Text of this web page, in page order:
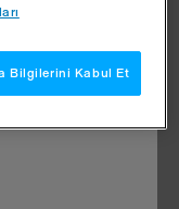
Bilgilerini Kabul Et